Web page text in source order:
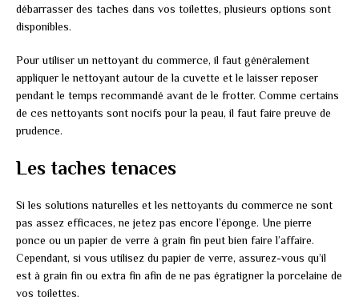
débarrasser des taches dans vos toilettes, plusieurs options sont
disponibles.
Pour utiliser un nettoyant du commerce, il faut généralement
appliquer le nettoyant autour de la cuvette et le laisser reposer
pendant le temps recommandé avant de le frotter. Comme certains
de ces nettoyants sont nocifs pour la peau, il faut faire preuve de
prudence.
Les taches tenaces
Si les solutions naturelles et les nettoyants du commerce ne sont
pas assez efficaces, ne jetez pas encore l’éponge. Une pierre
ponce ou un papier de verre à grain fin peut bien faire l’affaire.
Cependant, si vous utilisez du papier de verre, assurez-vous qu’il
est à grain fin ou extra fin afin de ne pas égratigner la porcelaine de
vos toilettes.